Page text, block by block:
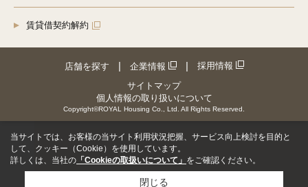
賃貸借契約解約
店舗を探す 企業情報
採用情報
サイトマップ
個人情報の取り扱いについて
Copyright©ROYAL Housing Co., Ltd. All Rights Reserved.
当サイトでは、お客様の当サイト利用状況把握、サービス向上検討を目的と
して、クッキー（Cookie）を使用しています。
詳しくは、当社の 「Cookieの取扱いについて」 をご確認ください。
閉じる